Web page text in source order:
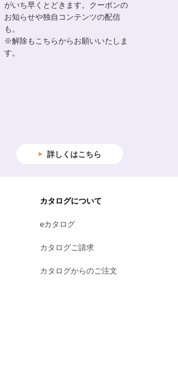
がいち早くとどきます。クーポンの
お知らせや独自コンテンツの配信
も。
※解除もこちらからお願いいたしま
す。
詳しくはこちら
カタログについて
eカタログ
カタログご請求
カタログからのご注文